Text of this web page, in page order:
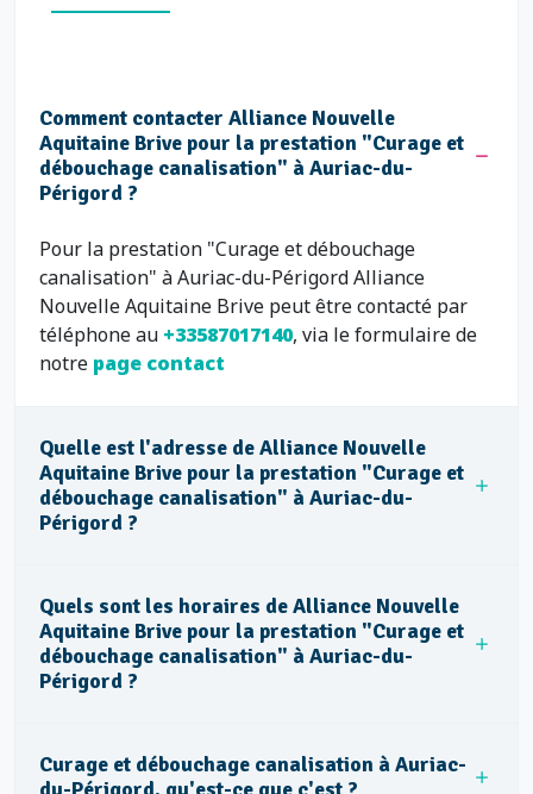
Comment contacter Alliance Nouvelle
Aquitaine Brive pour la prestation "Curage et
débouchage canalisation" à Auriac-du-
Périgord ?
Pour la prestation "Curage et débouchage
canalisation" à Auriac-du-Périgord Alliance
Nouvelle Aquitaine Brive peut être contacté par
téléphone au +33587017140, via le formulaire de
notre page contact
Quelle est l'adresse de Alliance Nouvelle
Aquitaine Brive pour la prestation "Curage et
débouchage canalisation" à Auriac-du-
Périgord ?
Quels sont les horaires de Alliance Nouvelle
Aquitaine Brive pour la prestation "Curage et
débouchage canalisation" à Auriac-du-
Périgord ?
Curage et débouchage canalisation à Auriac-